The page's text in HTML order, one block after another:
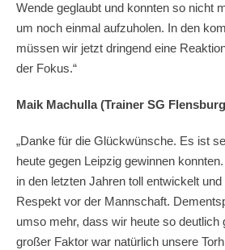
Wende geglaubt und konnten so nicht
um noch einmal aufzuholen. In den
müssen wir jetzt dringend eine
der Fokus.“
Maik Machulla (Trainer SG
„Danke für die Glückwünsche. Es ist
heute gegen Leipzig gewinnen
in den letzten Jahren toll entwickelt
Respekt vor der Mannschaft.
umso mehr, dass wir heute so deutlich
großer Faktor war natürlich unsere